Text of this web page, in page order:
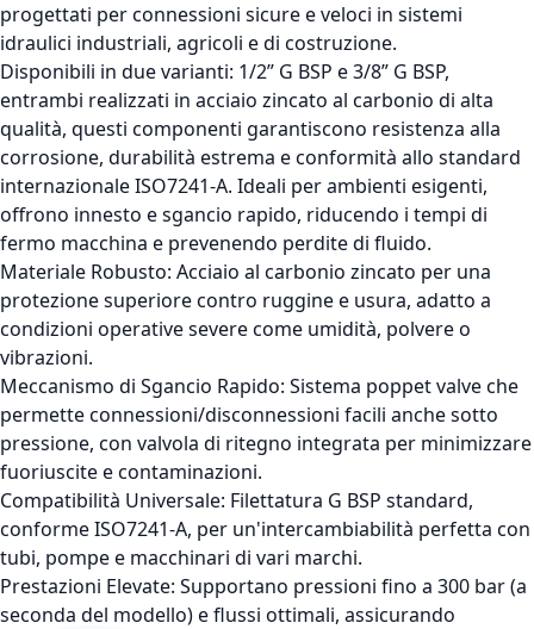
progettati per connessioni sicure e veloci in sistemi
idraulici industriali, agricoli e di costruzione.
Disponibili in due varianti: 1/2” G BSP e 3/8” G BSP,
entrambi realizzati in acciaio zincato al carbonio di alta
qualità, questi componenti garantiscono resistenza alla
corrosione, durabilità estrema e conformità allo standard
internazionale ISO7241-A. Ideali per ambienti esigenti,
offrono innesto e sgancio rapido, riducendo i tempi di
fermo macchina e prevenendo perdite di fluido.
Materiale Robusto: Acciaio al carbonio zincato per una
protezione superiore contro ruggine e usura, adatto a
condizioni operative severe come umidità, polvere o
vibrazioni.
Meccanismo di Sgancio Rapido: Sistema poppet valve che
permette connessioni/disconnessioni facili anche sotto
pressione, con valvola di ritegno integrata per minimizzare
fuoriuscite e contaminazioni.
Compatibilità Universale: Filettatura G BSP standard,
conforme ISO7241-A, per un'intercambiabilità perfetta con
tubi, pompe e macchinari di vari marchi.
Prestazioni Elevate: Supportano pressioni fino a 300 bar (a
seconda del modello) e flussi ottimali, assicurando